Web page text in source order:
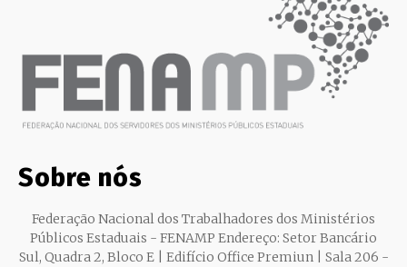
Sobre nós
Federação Nacional dos Trabalhadores dos Ministérios
Públicos Estaduais - FENAMP Endereço: Setor Bancário
Sul, Quadra 2, Bloco E | Edifício Office Premiun | Sala 206 -